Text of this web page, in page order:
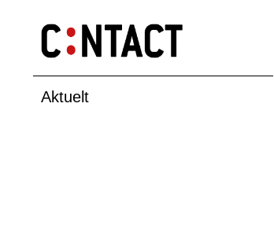
Aktuelt